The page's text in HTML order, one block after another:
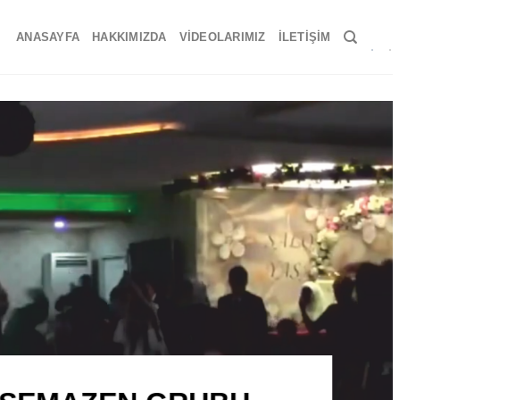
ANASAYFA HAKKIMIZDA VIDEOLARIMIZ İLETIŞIM
İLAHİ VE SEMAZEN GRUBU